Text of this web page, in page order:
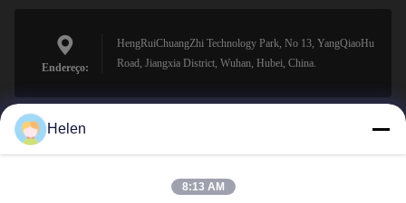
Endereço:
HengRuiChuangZhi Technology Park, No 13, YangQiaoHu
Road, Jiangxia District, Wuhan, Hubei, China.
sales@perfectlaser.net
Helen
8:13 AM